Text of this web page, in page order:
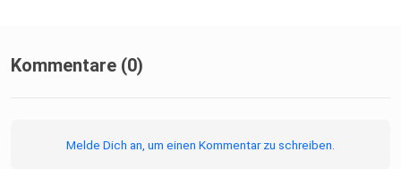
Kommentare (0)
Melde Dich an, um einen Kommentar zu schreiben.